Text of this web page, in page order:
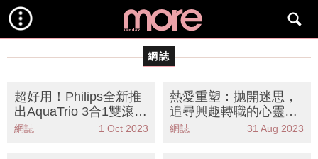
網誌
超好用！Philips全新推
出AquaTrio 3合1雙滾刷
吸塵洗地機
網誌 1 Oct 2023
熱愛重塑：拋開迷思，
追尋興趣轉職的心靈自
由！
網誌 31 Aug 2023